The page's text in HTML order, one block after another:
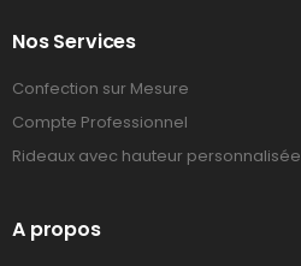
Nos Services
Confection sur Mesure
Compte Professionnel
Rideaux avec hauteur personnalisée
A propos